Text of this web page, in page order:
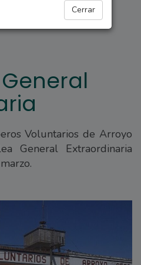
Cerrar
Voluntarios de Arroyo
General Extraordinaria